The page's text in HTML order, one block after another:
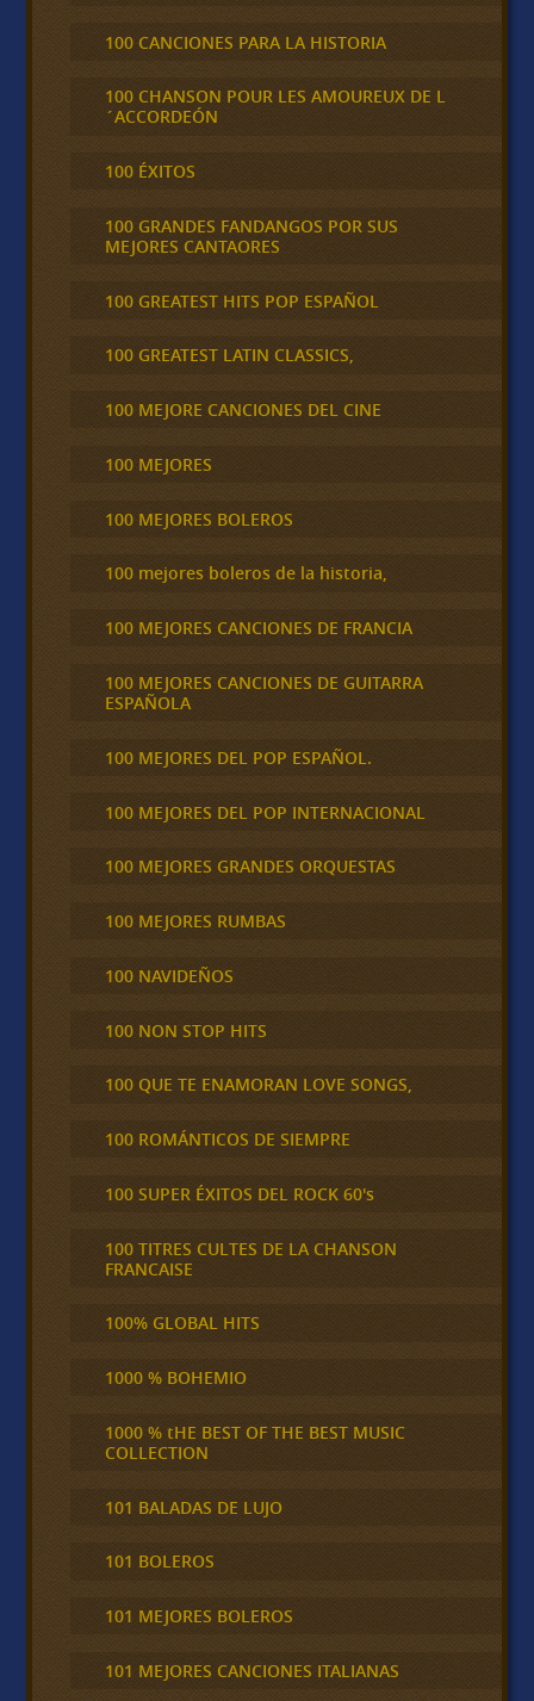
100 CANCIONES PARA LA HISTORIA
100 CHANSON POUR LES AMOUREUX DE L
´ACCORDEÓN
100 ÉXITOS
100 GRANDES FANDANGOS POR SUS
MEJORES CANTAORES
100 GREATEST HITS POP ESPAÑOL
100 GREATEST LATIN CLASSICS,
100 MEJORE CANCIONES DEL CINE
100 MEJORES
100 MEJORES BOLEROS
100 mejores boleros de la historia,
100 MEJORES CANCIONES DE FRANCIA
100 MEJORES CANCIONES DE GUITARRA
ESPAÑOLA
100 MEJORES DEL POP ESPAÑOL.
100 MEJORES DEL POP INTERNACIONAL
100 MEJORES GRANDES ORQUESTAS
100 MEJORES RUMBAS
100 NAVIDEÑOS
100 NON STOP HITS
100 QUE TE ENAMORAN LOVE SONGS,
100 ROMÁNTICOS DE SIEMPRE
100 SUPER ÉXITOS DEL ROCK 60's
100 TITRES CULTES DE LA CHANSON
FRANCAISE
100% GLOBAL HITS
1000 % BOHEMIO
1000 % tHE BEST OF THE BEST MUSIC
COLLECTION
101 BALADAS DE LUJO
101 BOLEROS
101 MEJORES BOLEROS
101 MEJORES CANCIONES ITALIANAS